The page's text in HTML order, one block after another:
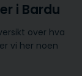
i Bardu
over hva
vi her noen